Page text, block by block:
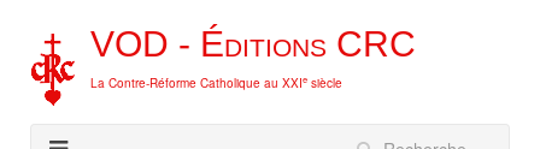
VOD - Éditions CRC
La Contre-Réforme Catholique au XXIe siècle